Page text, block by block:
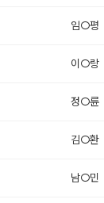
임○평
이○랑
정○륜
김○환
남○민